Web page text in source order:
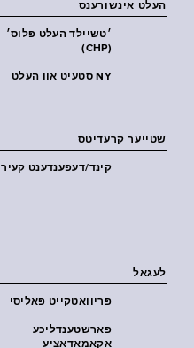
העלט אינשורענס
׳טשיילד העלט פּלוס׳
(CHP)
NY סטעיט אוו העלט
שטייער קרעדיטס
קינד/דעפענדענט קעיר
לעגאל
פּריוואטקייט פּאליסי
פארשטענדליכע
אקאמאדאציע